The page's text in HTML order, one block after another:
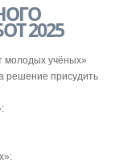
2025
молодых учёных»
решение присудить